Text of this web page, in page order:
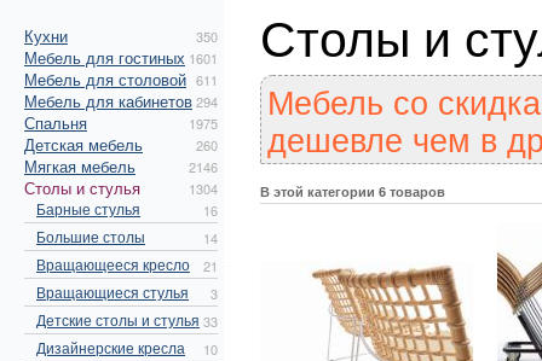
Кухни 350
Мебель для гостиных 1601
Мебель для столовой 611
Мебель для кабинетов294
Спальня 1975
Детская мебель 260
Мягкая мебель 2146
Столы и стулья 1304
Барные стулья 16
Большие столы 14
Вращающееся кресло 21
Вращающиеся стулья 3
Детские столы и стулья 33
Дизайнерские кресла 10
Столы и
Мебель со
дешевле чем в
В этой категории 6 товаров